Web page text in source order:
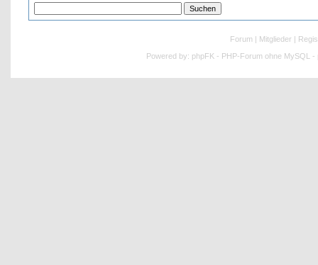
Forum | Mitglieder |
Powered by: phpFK - PHP-Forum ohne MySQL -